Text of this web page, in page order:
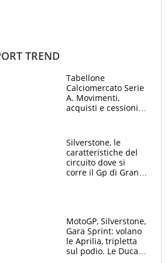
TREND
Tabellone
Calciomercato Serie
A. Movimenti,
acquisti e cessioni:
Silverstone, le
caratteristiche del
circuito dove si
corre il Gp di Gran
MotoGP, Silverstone,
Gara Sprint: volano
le Aprilia, tripletta
sul podio. Le Ducati